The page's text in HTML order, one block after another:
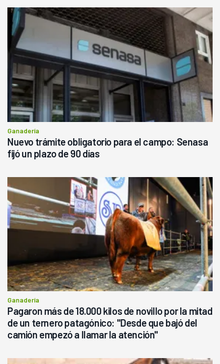
Ganadería
Nuevo trámite obligatorio para el campo: Senasa
fijó un plazo de 90 días
Ganadería
Pagaron más de 18.000 kilos de novillo por la mitad
de un ternero patagónico: "Desde que bajó del
camión empezó a llamar la atención"